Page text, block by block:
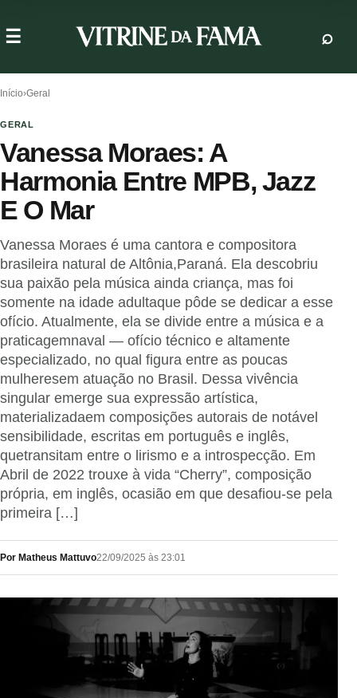
Início›Geral
GERAL
Vanessa Moraes: A
Harmonia Entre MPB, Jazz
E O Mar
Vanessa Moraes é uma cantora e compositora
brasileira natural de Altônia,Paraná. Ela descobriu
sua paixão pela música ainda criança, mas foi
somente na idade adultaque pôde se dedicar a esse
ofício. Atualmente, ela se divide entre a música e a
praticagemnaval — ofício técnico e altamente
especializado, no qual figura entre as poucas
mulheresem atuação no Brasil. Dessa vivência
singular emerge sua expressão artística,
materializadaem composições autorais de notável
sensibilidade, escritas em português e inglês,
quetransitam entre o lirismo e a introspecção. Em
Abril de 2022 trouxe à vida “Cherry”, composição
própria, em inglês, ocasião em que desafiou-se pela
primeira […]
Por Matheus Mattuvo22/09/2025 às 23:01